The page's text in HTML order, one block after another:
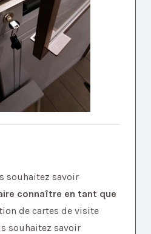
souhaitez savoir
connaître en tant que
de cartes de visite
souhaitez savoir